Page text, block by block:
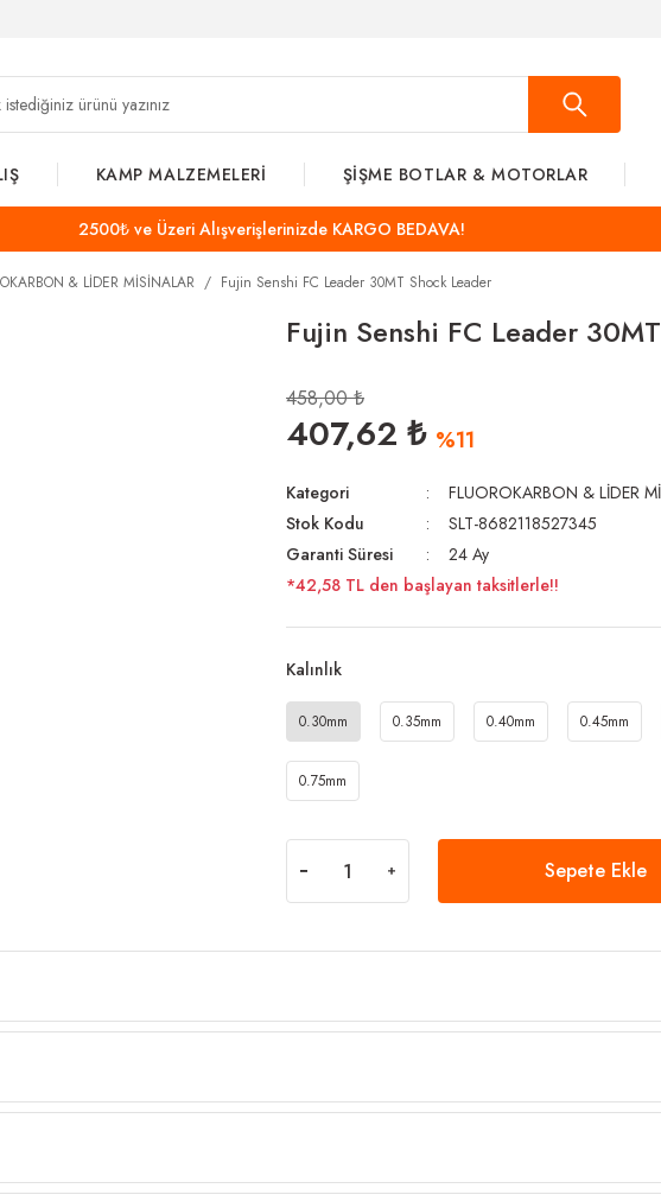
KAMP MALZEMELERİ ŞİŞME BOTLAR & MOTORLAR
2500₺ ve Üzeri Alışverişlerinizde KARGO BEDAVA!
& LİDER MİSİNALAR Fujin Senshi FC Leader 30MT Shock Leader
Fujin Senshi FC Leader
458,00 ₺
407,62 ₺ %11
Kategori
FLUOROKARBON & LİDER
Stok Kodu
SLT-8682118527345
Garanti Süresi
24 Ay
*42,58 TL den başlayan taksitlerle!!
Kalınlık
0.30mm 0.35mm 0.40mm 0.45mm
0.75mm
Sepete Ekle